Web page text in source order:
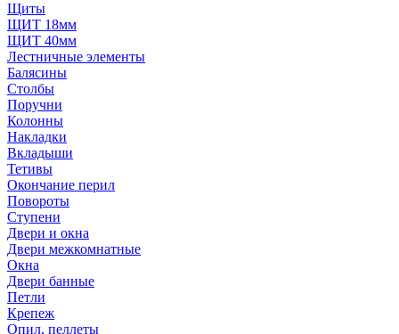
Щиты
ЩИТ 18мм
ЩИТ 40мм
Лестничные элементы
Балясины
Столбы
Поручни
Колонны
Накладки
Вкладыши
Тетивы
Окончание перил
Повороты
Ступени
Двери и окна
Двери межкомнатные
Окна
Двери банные
Петли
Крепеж
Опил, пеллеты